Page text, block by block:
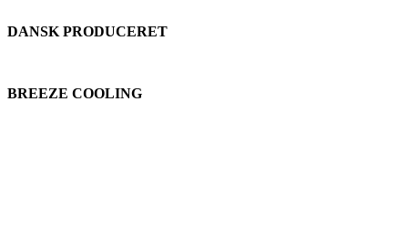
DANSK PRODUCERET
BREEZE COOLING